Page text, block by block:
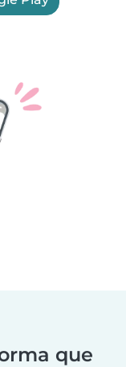
que